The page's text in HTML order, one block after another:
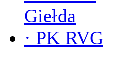
Giełda
· PK RVG